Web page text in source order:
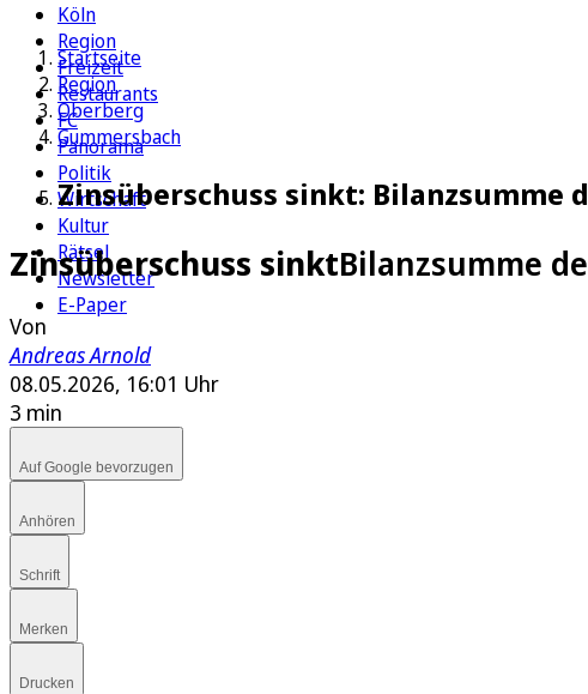
Köln
Region
Freizeit
Restaurants
FC
Panorama
Politik
Wirtschaft
Kultur
Rätsel
Newsletter
E-Paper
Startseite
Region
Oberberg
Gummersbach
Zinsüberschuss sinkt: Bilanzsumme
Zinsüberschuss sinktBilanzsumme
Von
Andreas Arnold
08.05.2026, 16:01 Uhr
3 min
Auf Google bevorzugen
Anhören
Schrift
Merken
Drucken